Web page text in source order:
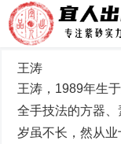
王涛
王涛，1989年生
全手技法的方器、
岁虽不长，然从